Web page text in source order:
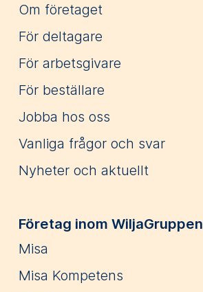
Om företaget
För deltagare
För arbetsgivare
För beställare
Jobba hos oss
Vanliga frågor och svar
Nyheter och aktuellt
Företag inom WiljaGruppen
Misa
Misa Kompetens